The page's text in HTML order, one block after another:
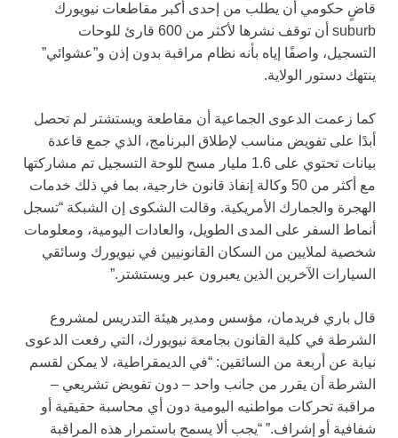
قاضٍ حكومي أن يطلب من إحدى أكبر مقاطعات نيويورك
suburb أن توقف نشرها لأكثر من 600 قارئ للوحات
التسجيل، واصفًا إياه بأنه نظام مراقبة بدون إذن و”عشوائي”
ينتهك دستور الولاية.
كما زعمت الدعوى الجماعية أن مقاطعة ويستشتر لم تحصل
أبدًا على تفويض مناسب لإطلاق البرنامج، الذي جمع قاعدة
بيانات تحتوي على 1.6 مليار مسح للوحة التسجيل تم مشاركتها
مع أكثر من 50 وكالة إنفاذ قانون خارجية، بما في ذلك خدمات
الهجرة والجمارك الأمريكية. وقالت الشكوى إن الشبكة “تسجل
أنماط السفر على المدى الطويل، والعادات اليومية، ومعلومات
شخصية لملايين من السكان القانونيين في نيويورك وسائقي
السيارات الآخرين الذين يعبرون عبر ويستشتر.”
قال باري فريدمان، مؤسس ومدير هيئة التدريس لمشروع
الشرطة في كلية القانون بجامعة نيويورك، التي رفعت الدعوى
نيابة عن أربعة من السائقين: “في الديمقراطية، لا يمكن لقسم
الشرطة أن يقرر من جانب واحد – دون تفويض تشريعي –
مراقبة تحركات مواطنيه اليومية دون أي محاسبة حقيقية أو
شفافية أو إشراف.” “يجب ألا يسمح باستمرار هذه المراقبة